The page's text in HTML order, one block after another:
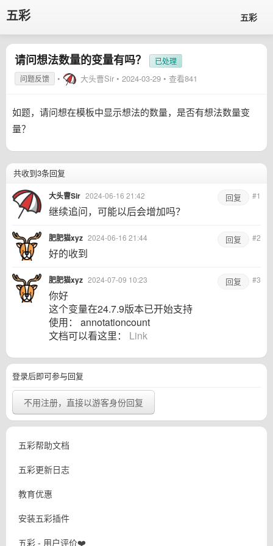
五彩 五彩
请问想法数量的变量有吗？
已处理
问题反馈
• 大头曹Sir • 2024-03-29 • 查看841
如题，请问想在模板中显示想法的数量，是否有想法数量变
量？
共收到3条回复
大头曹Sir 2024-06-16 21:42 #1
回复
继续追问，可能以后会增加吗？
肥肥猫xyz 2024-06-16 21:44 #2
回复
好的收到
肥肥猫xyz 2024-07-09 10:23 #3
回复
你好
这个变量在24.7.9版本已开始支持
使用： annotationcount
文档可以看这里： Link
登录后即可参与回复
不用注册，直接以游客身份回复
五彩帮助文档
五彩更新日志
教育优惠
安装五彩插件
五彩 - 用户评价❤️